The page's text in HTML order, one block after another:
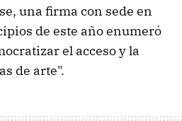
una firma con sede en
de este año enumeró
el acceso y la
de arte".